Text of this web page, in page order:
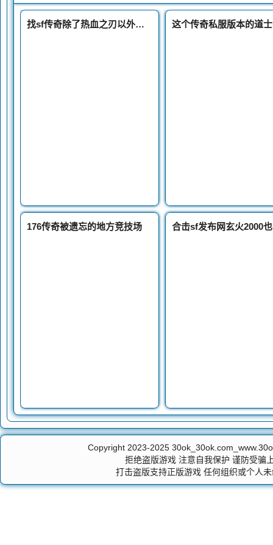
找sf传奇除了热血之刃以外的第二把百级神兵英雄之刃
176传奇被遗忘的地方竞技场
Copyright 2023-2025
拒绝盗版游戏 注意自我保护 谨防受骗
打击盗版支持正版游戏 任何组织或个人